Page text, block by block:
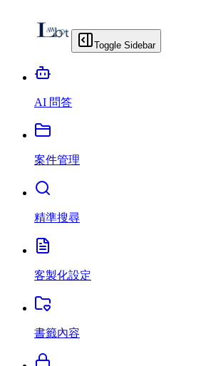
Toggle Sidebar
AI 問答
案件管理
精準搜尋
客製化設定
書籤內容